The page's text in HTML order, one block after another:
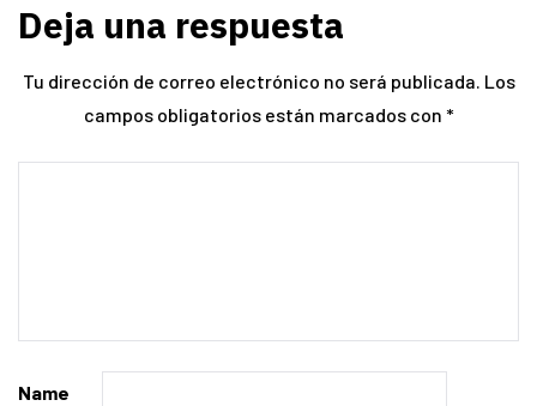
Deja una respuesta
Tu dirección de correo electrónico no será publicada. Los
campos obligatorios están marcados con *
Name